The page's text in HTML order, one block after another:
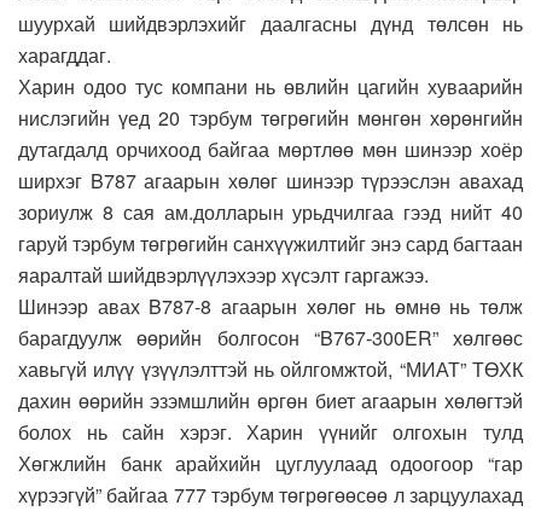
шуурхай шийдвэрлэхийг даалгасны дүнд төлсөн нь
харагддаг.
Харин одоо тус компани нь өвлийн цагийн хуваарийн
нислэгийн үед 20 тэрбум төгрөгийн мөнгөн хөрөнгийн
дутагдалд орчихоод байгаа мөртлөө мөн шинээр хоёр
ширхэг B787 агаарын хөлөг шинээр түрээслэн авахад
зориулж 8 сая ам.долларын урьдчилгаа гээд нийт 40
гаруй тэрбум төгрөгийн санхүүжилтийг энэ сард багтаан
яаралтай шийдвэрлүүлэхээр хүсэлт гаргажээ.
Шинээр авах B787-8 агаарын хөлөг нь өмнө нь төлж
барагдуулж өөрийн болгосон “B767-300ER” хөлгөөс
хавьгүй илүү үзүүлэлттэй нь ойлгомжтой, “МИАТ” ТӨХК
дахин өөрийн эзэмшлийн өргөн биет агаарын хөлөгтэй
болох нь сайн хэрэг. Харин үүнийг олгохын тулд
Хөгжлийн банк арайхийн цуглуулаад одоогоор “гар
хүрээгүй” байгаа 777 тэрбум төгрөгөөсөө л зарцуулахад